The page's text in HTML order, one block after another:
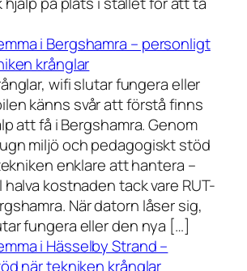
i Bergshamra – personligt
krånglar
wifi slutar fungera eller
känns svår att förstå finns
att få i Bergshamra. Genom
miljö och pedagogiskt stöd
enklare att hantera –
kostnaden tack vare RUT-
När datorn låser sig,
fungera eller den nya […]
i Hässelby Strand –
när tekniken krånglar